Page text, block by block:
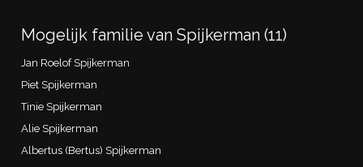
Mogelijk familie van Spijkerman (11)
Jan Roelof Spijkerman
Piet Spijkerman
Tinie Spijkerman
Alie Spijkerman
Albertus (Bertus) Spijkerman